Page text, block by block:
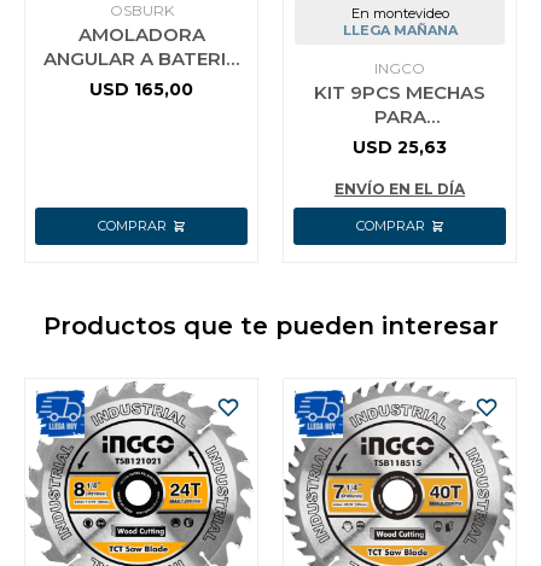
OSBURK
AMOLADORA
ANGULAR A BATERIA
25V E25X 115MM (4-
USD 165,00
En montevideo
LLEGA MAÑANA
INGCO
KIT 9PCS MECHAS
PARA
ROTOMARTILLO SDS
AKDL30906
USD 25,63
ENVÍO EN EL DÍA
Productos que te pueden interesar